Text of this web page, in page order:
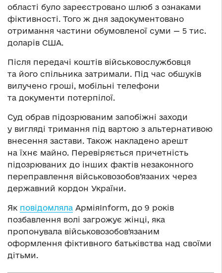
області було зареєстровано шлюб з ознаками
фіктивності. Того ж дня задокументовано
отримання частини обумовленої суми — 5 тис.
доларів США.
Після передачі коштів військовослужбовця
та його спільника затримали. Під час обшуків
вилучено гроші, мобільні телефони
та документи потерпілої.
Суд обрав підозрюваним запобіжні заходи
у вигляді тримання під вартою з альтернативою
внесення застави. Також накладено арешт
на їхнє майно. Перевіряється причетність
підозрюваних до інших фактів незаконного
переправлення військовозобов’язаних через
державний кордон України.
Як повідомляла АрміяInform, до 9 років
позбавлення волі загрожує жінці, яка
пропонувала військовозобовʼязаним
оформлення фіктивного батьківства над своїми
дітьми.